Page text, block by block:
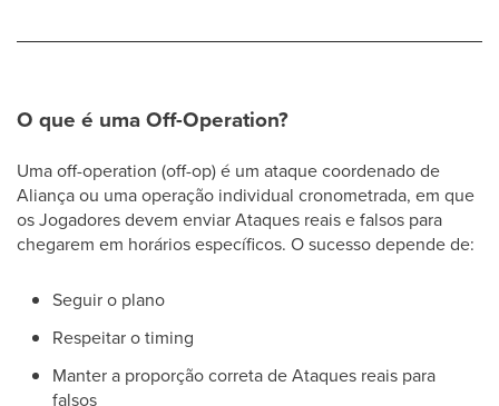
O que é uma Off-Operation?
Uma off-operation (off-op) é um ataque coordenado de
Aliança ou uma operação individual cronometrada, em que
os Jogadores devem enviar Ataques reais e falsos para
chegarem em horários específicos. O sucesso depende de:
Seguir o plano
Respeitar o timing
Manter a proporção correta de Ataques reais para
falsos